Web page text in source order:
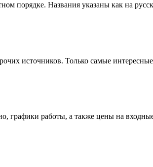
порядке. Названия указаны как на
источников. Только самые
графики работы, а также цены на